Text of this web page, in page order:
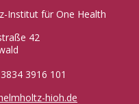
Institut für One Health
42
3916 101
hioh.de